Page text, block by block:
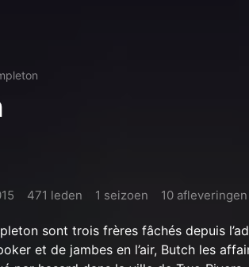
471 leden 1 seizoen 10 afleveringen
sont trois frères fâchés depuis
et de jambes en l’air, Butch les